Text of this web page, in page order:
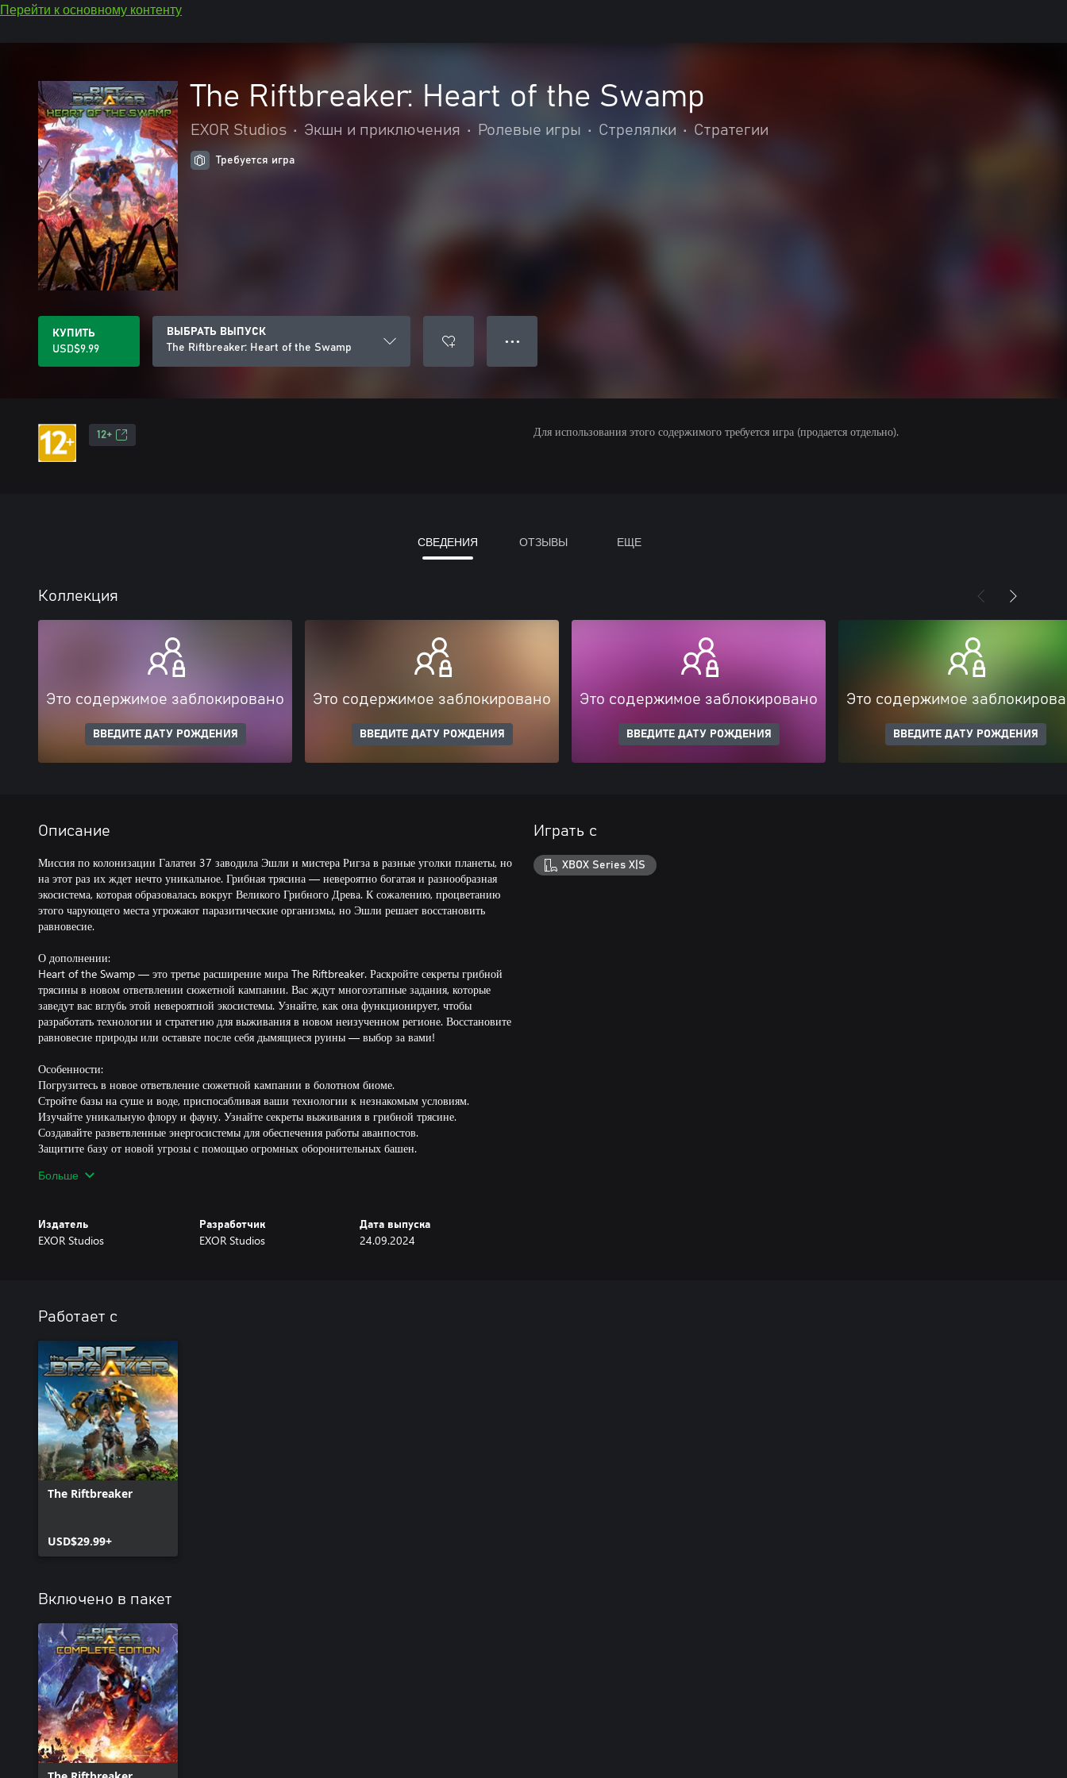
Перейти к основному контенту
The Riftbreaker: Heart of the Swamp
EXOR Studios • Экшн и приключения • Ролевые игры • Стрелялки • Стратегии
Требуется игра
КУПИТЬ
USD$9.99
ВЫБРАТЬ ВЫПУСК
The Riftbreaker: Heart of the Swamp
● ● ●
12+ Для использования этого содержимого требуется игра (продается отдельно).
СВЕДЕНИЯ ОТЗЫВЫ ЕЩЕ
Коллекция
Это содержимое заблокировано
ВВЕДИТЕ ДАТУ РОЖДЕНИЯ
Это содержимое заблокировано
ВВЕДИТЕ ДАТУ РОЖДЕНИЯ
Это содержимое заблокировано
ВВЕДИТЕ ДАТУ РОЖДЕНИЯ
Это содержимое
ВВЕДИТЕ ДАТУ РОЖДЕНИЯ
Описание
Миссия по колонизации Галатеи 37 заводила Эшли и мистера Ригза в разные уголки планеты, но
на этот раз их ждет нечто уникальное. Грибная трясина — невероятно богатая и разнообразная
экосистема, которая образовалась вокруг Великого Грибного Древа. К сожалению, процветанию
этого чарующего места угрожают паразитические организмы, но Эшли решает восстановить
равновесие.
О дополнении:
Heart of the Swamp — это третье расширение мира The Riftbreaker. Раскройте секреты грибной
трясины в новом ответвлении сюжетной кампании. Вас ждут многоэтапные задания, которые
заведут вас вглубь этой невероятной экосистемы. Узнайте, как она функционирует, чтобы
разработать технологии и стратегию для выживания в новом неизученном регионе. Восстановите
равновесие природы или оставьте после себя дымящиеся руины — выбор за вами!
Особенности:
Погрузитесь в новое ответвление сюжетной кампании в болотном биоме.
Стройте базы на суше и воде, приспосабливая ваши технологии к незнакомым условиям.
Изучайте уникальную флору и фауну. Узнайте секреты выживания в грибной трясине.
Создавайте разветвленные энергосистемы для обеспечения работы аванпостов.
Защитите базу от новой угрозы с помощью огромных оборонительных башен.
ветка сюжета и другой контент откроются по мере вашего прогресса в игре. Если вы уже прошли
сюжетную кампанию The Riftbreaker, то сможете продолжить путешествие с места, где
Больше
Издатель
EXOR Studios
Разработчик
EXOR Studios
Дата выпуска
24.09.2024
Играть с
XBOX Series X|S
Работает с
The Riftbreaker
USD$29.99+
Включено в пакет